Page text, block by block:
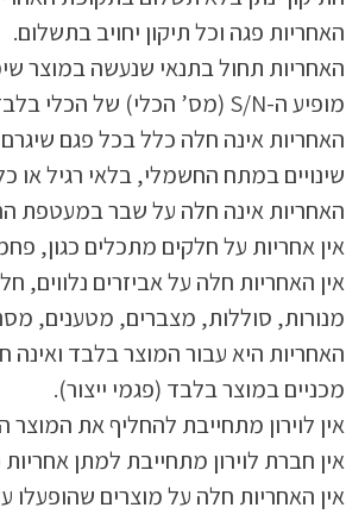
האחריות פגה וכל תיקון יחויב בתשלום.
האחריות תחול בתנאי שנעשה במוצר
מופיע ה-S/N (מס’ הכלי) של הכלי בלבד.
האחריות אינה חלה כלל בכל פגם
שינויים במתח החשמלי, בלאי רגיל או
האחריות אינה חלה על שבר במעטפת
אין אחריות על חלקים מתכלים כגון,
אין האחריות חלה על אביזרים
מנורות, סוללות, מצברים, מטענים,
האחריות היא עבור המוצר בלבד ואינה
מכניים במוצר בלבד (פגמי ייצור).
אין לוירון מתחייבת להחליף את
אין חברת לוירון מתחייבת למתן
אין האחריות חלה על מוצרים שהופעלו